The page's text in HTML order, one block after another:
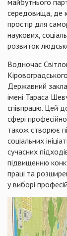
майбутнього
середовища, де
простір для
наукових,
розвиток
Водночас
Державний
імені Тараса
співпрацю. Цей
сфері
також створює
соціальних
сучасних
підвищенню
праці та
у виборі